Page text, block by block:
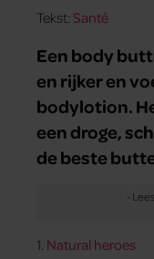
Tekst: Santé
Een body
en rijker en
bodylotion.
een droge,
de beste
1. Natural heroes